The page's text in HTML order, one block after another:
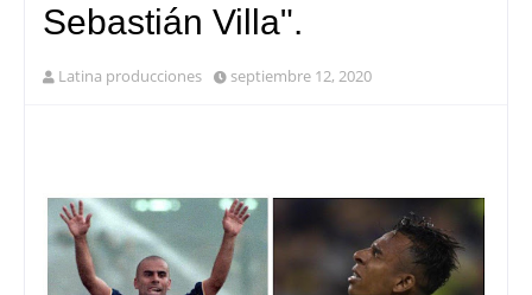
Sebastián Villa".
Latina producciones septiembre 12, 2020